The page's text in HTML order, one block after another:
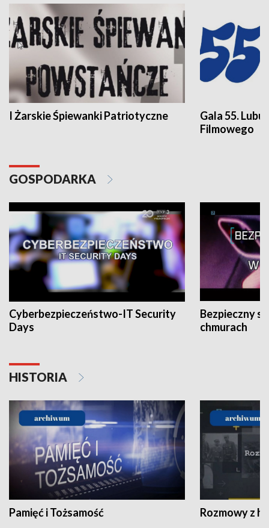
I Żarskie Śpiewanki Patriotyczne
Gala 55.
Filmowego
GOSPODARKA
Cyberbezpieczeństwo-IT Security
Days
Bezpieczny
chmurach
HISTORIA
Pamięć i Tożsamość Rozmowy z